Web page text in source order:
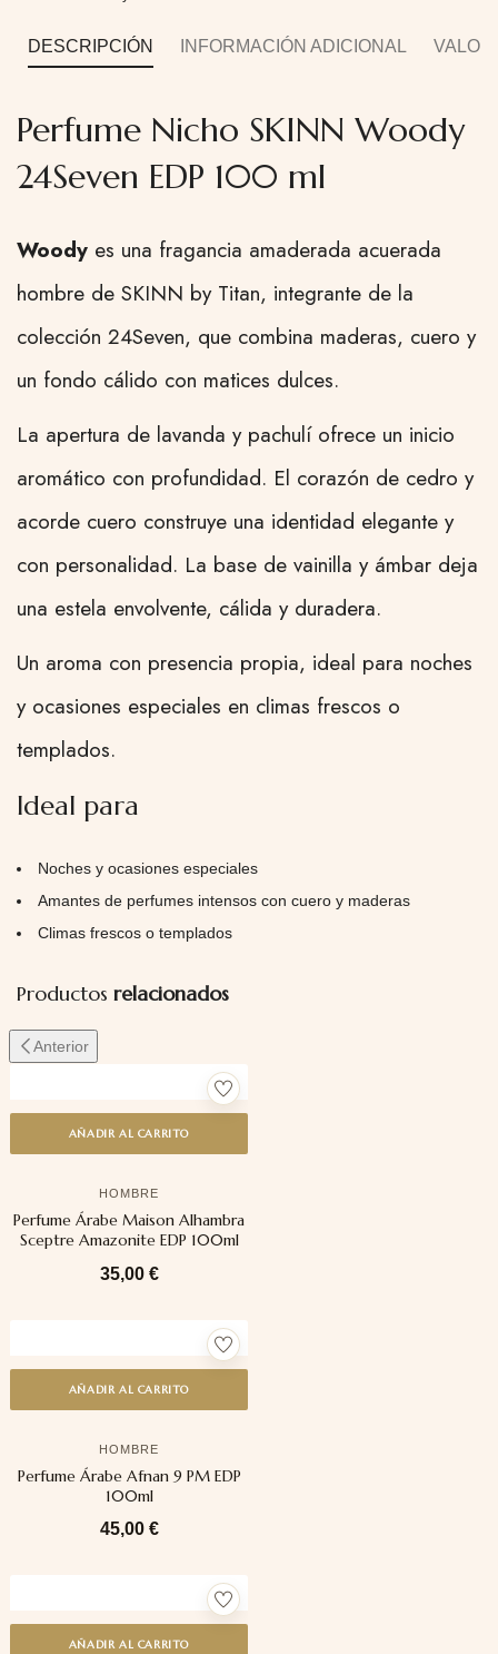
DESCRIPCIÓN INFORMACIÓN ADICIONAL
Perfume Nicho SKINN Woody
24Seven EDP 100 ml
Woody es una fragancia amaderada acuerada
hombre de SKINN by Titan, integrante de la
colección 24Seven, que combina maderas, cuero y
un fondo cálido con matices dulces.
La apertura de lavanda y pachulí ofrece un inicio
aromático con profundidad. El corazón de cedro y
acorde cuero construye una identidad elegante y
con personalidad. La base de vainilla y ámbar deja
una estela envolvente, cálida y duradera.
Un aroma con presencia propia, ideal para noches
y ocasiones especiales en climas frescos o
templados.
Ideal para
Noches y ocasiones especiales
Amantes de perfumes intensos con cuero y maderas
Climas frescos o templados
Productos relacionados
Anterior
AÑADIR AL CARRITO
HOMBRE
Perfume Árabe Maison Alhambra
Sceptre Amazonite EDP 100ml
35,00 €
AÑADIR AL CARRITO
HOMBRE
Perfume Árabe Afnan 9 PM EDP
100ml
45,00 €
AÑADIR AL CARRITO